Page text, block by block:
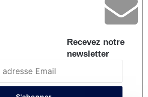
Recevez notre
newsletter